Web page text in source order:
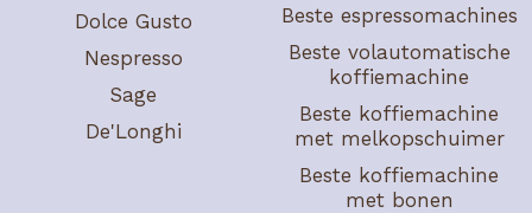
Dolce Gusto
Nespresso
Sage
De'Longhi
Beste espressomachines
Beste volautomatische
koffiemachine
Beste koffiemachine
met melkopschuimer
Beste koffiemachine
met bonen